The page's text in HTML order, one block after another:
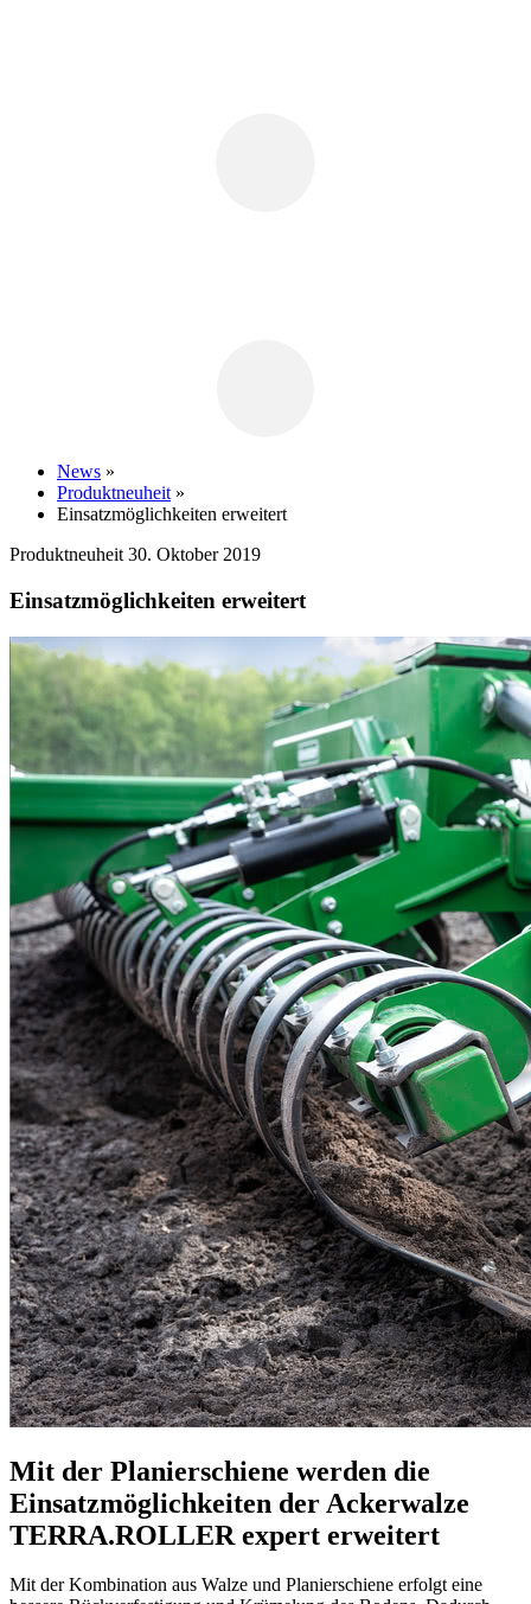
News »
Produktneuheit »
Einsatzmöglichkeiten erweitert
Produktneuheit 30. Oktober 2019
Einsatzmöglichkeiten erweitert
Mit der Planierschiene werden die
Einsatzmöglichkeiten der Ackerwalze
TERRA.ROLLER expert erweitert
Mit der Kombination aus Walze und Planierschiene erfolgt eine